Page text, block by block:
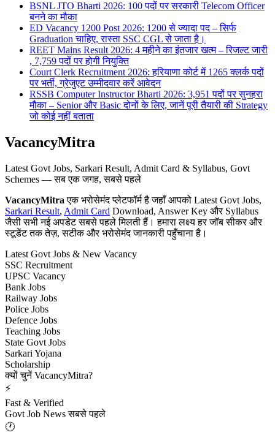
BSNL JTO Bharti 2026: 100 पदों पर सरकारी Telecom Officer
बनने का मौका
ED Vacancy 1200 Post 2026: 1200 से ज्यादा पद – सिर्फ
Graduation चाहिए, रास्ता SSC CGL से जाता है।
REET Mains Result 2026: 4 महीने का इंतजार खत्म – रिजल्ट जारी
, 7,759 पदों पर होगी नियुक्ति
Court Clerk Recruitment 2026: हरियाणा कोर्ट में 1265 क्लर्क पदों
पर भर्ती, ग्रेजुएट उम्मीदवार करें आवेदन
RSSB Computer Instructor Bharti 2026: 3,951 पदों पर सुनहरा
मौका – Senior और Basic दोनों के लिए, जानें पूरी तैयारी की Strategy
जो कोई नहीं बताता
VacancyMitra
Latest Govt Jobs, Sarkari Result, Admit Card & Syllabus, Govt
Schemes — सब एक जगह, सबसे पहले
VacancyMitra एक भरोसेमंद प्लेटफॉर्म है जहाँ आपको Latest Govt Jobs,
Sarkari Result, Admit Card Download, Answer Key और Syllabus
जैसी सभी नई अपडेट सबसे पहले मिलती हैं। हमारा लक्ष्य हर जॉब सीकर और
स्टूडेंट तक तेज़, सटीक और भरोसेमंद जानकारी पहुँचाना है।
Latest Govt Jobs & New Vacancy
SSC Recruitment
UPSC Vacancy
Bank Jobs
Railway Jobs
Police Jobs
Defence Jobs
Teaching Jobs
State Govt Jobs
Sarkari Yojana
Scholarship
क्यों चुनें VacancyMitra?
⚡
Fast & Verified
Govt Job News सबसे पहले
🕐